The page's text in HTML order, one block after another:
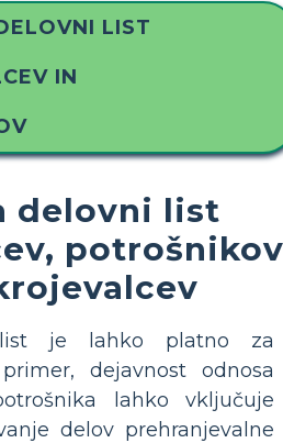
LIST
IN
delovni list
potrošnikov
list je lahko platno za
dejavnost odnosa
lahko vključuje
delov prehranjevalne